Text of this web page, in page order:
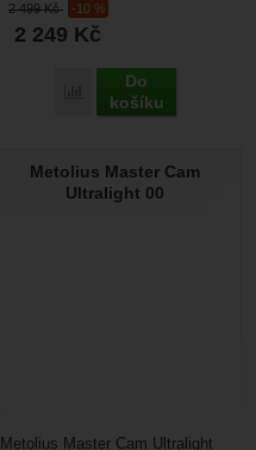
2 499Kč -10 %
2 249 Kč
Porovnat
Do
košíku
kde...
Metolius Master Cam
Ultralight 00
Metolius Master Cam Ultralight